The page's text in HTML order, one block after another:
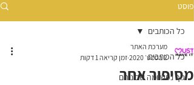
פוסט
כל הכותבים
גוף נפש ומה שביניהם
כל הכותבים
מסיפור אחר
מערכת האתר
2 בספט׳ 2020
זמן קריאה 1 דקות